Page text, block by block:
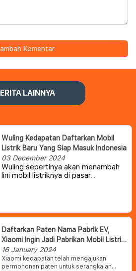
Komentar
LAINNYA
Wuling Kedapatan Daftarkan Mobil
Listrik Baru Yang Siap Masuk Indonesia
03 December 2024
Wuling sepertinya akan menambah
lini mobil listriknya di pasar
Daftarkan Paten Nama Pabrik EV,
Xiaomi Ingin Jadi Pabrikan Mobil Listrik
Terbesar Di Dunia
16 January 2024
Xiaomi kedapatan telah mengajukan
permohonan paten untuk serangkaian